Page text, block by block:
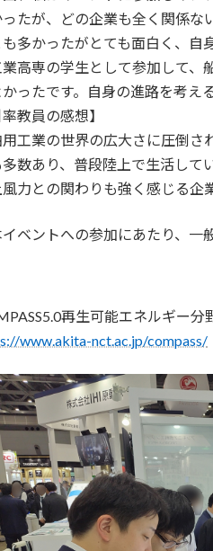
ったが、どの企業も全く関係な
も多かったがとても面白く、自
業高専の学生として参加して
ったです。自身の進路を考え
率教員の感想】
用工業の世界の広大さに圧倒
数あり、普段陸上で生活して
力との関わりも強く感じる企
ベントへの参加にあたり、一
再生可能エネルギー分
www.akita-nct.ac.jp/compass/